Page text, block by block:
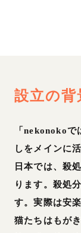
設立の背
「nekonoko
しをメインに
日本では、殺
ります。殺処
す。実際は安
猫たちはもが